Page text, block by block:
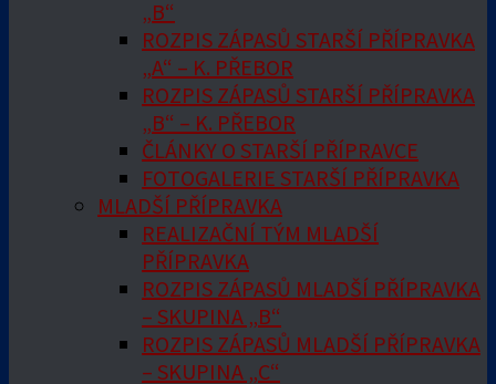
„B“
ROZPIS ZÁPASŮ STARŠÍ PŘÍPRAVKA
„A“ – K. PŘEBOR
ROZPIS ZÁPASŮ STARŠÍ PŘÍPRAVKA
„B“ – K. PŘEBOR
ČLÁNKY O STARŠÍ PŘÍPRAVCE
FOTOGALERIE STARŠÍ PŘÍPRAVKA
MLADŠÍ PŘÍPRAVKA
REALIZAČNÍ TÝM MLADŠÍ
PŘÍPRAVKA
ROZPIS ZÁPASŮ MLADŠÍ PŘÍPRAVKA
– SKUPINA „B“
ROZPIS ZÁPASŮ MLADŠÍ PŘÍPRAVKA
– SKUPINA „C“